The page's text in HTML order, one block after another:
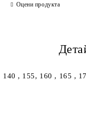
Оцени продукта
140 , 155, 160 , 165 ,